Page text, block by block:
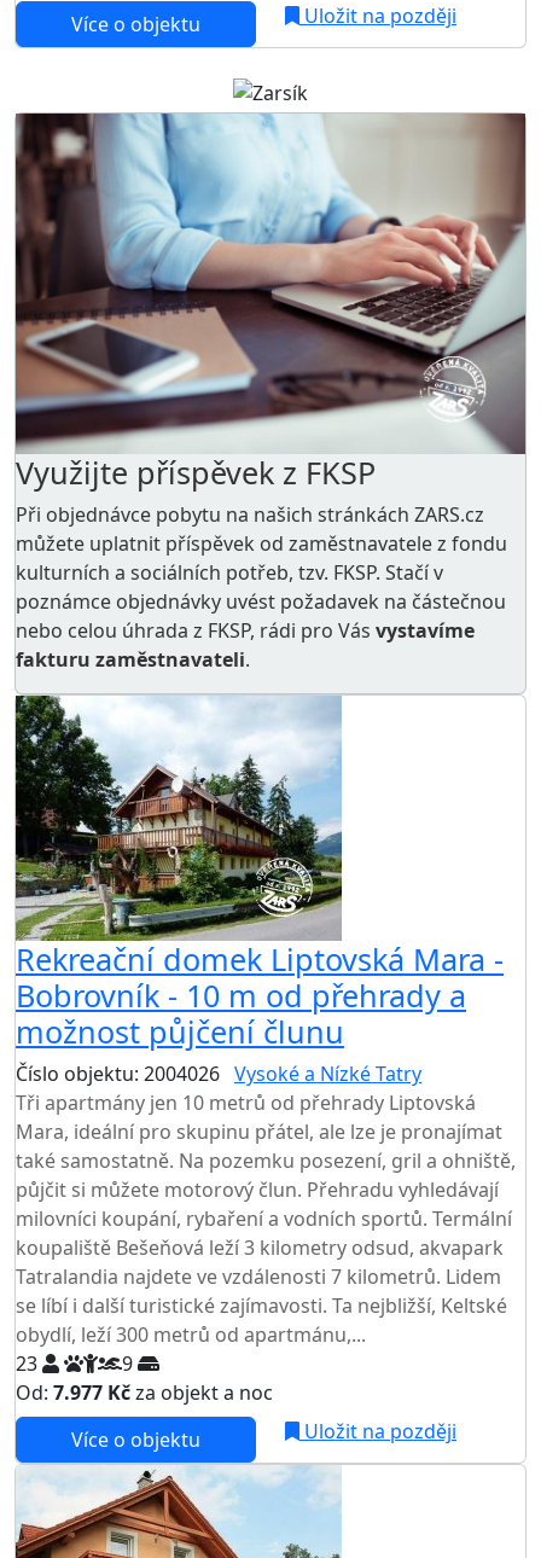
Více o objektu Uložit na později
Využijte příspěvek z FKSP
Při objednávce pobytu na našich stránkách ZARS.cz
můžete uplatnit příspěvek od zaměstnavatele z fondu
kulturních a sociálních potřeb, tzv. FKSP. Stačí v
poznámce objednávky uvést požadavek na částečnou
nebo celou úhrada z FKSP, rádi pro Vás vystavíme
fakturu zaměstnavateli.
Rekreační domek Liptovská Mara -
Bobrovník - 10 m od přehrady a
možnost půjčení člunu
Číslo objektu: 2004026 Vysoké a Nízké Tatry
Tři apartmány jen 10 metrů od přehrady Liptovská
Mara, ideální pro skupinu přátel, ale lze je pronajímat
také samostatně. Na pozemku posezení, gril a ohniště,
půjčit si můžete motorový člun. Přehradu vyhledávají
milovníci koupání, rybaření a vodních sportů. Termální
koupaliště Bešeňová leží 3 kilometry odsud, akvapark
Tatralandia najdete ve vzdálenosti 7 kilometrů. Lidem
se líbí i další turistické zajímavosti. Ta nejbližší, Keltské
obydlí, leží 300 metrů od apartmánu,...
23
9
Od: 7.977 Kčza objekt a noc
Více o objektu
Uložit na později